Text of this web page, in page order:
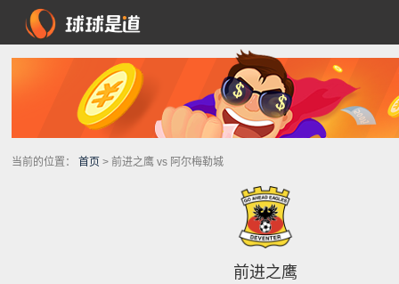
当前的位置： 首页 > 前进之鹰 vs 阿尔梅勒城
前进之鹰